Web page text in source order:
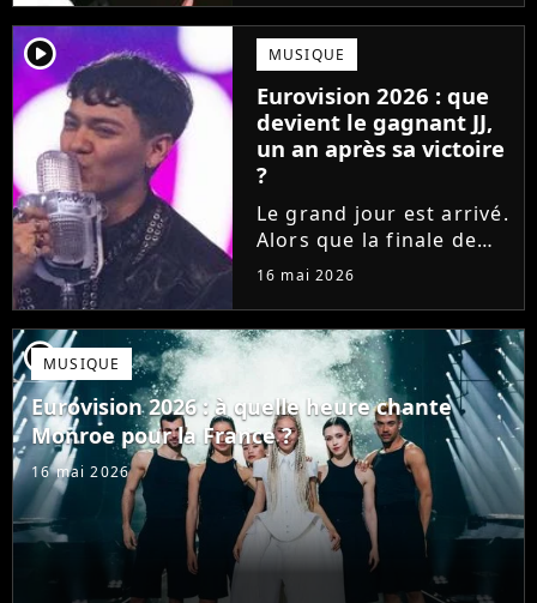
finale du concours vont
s'affronter pour gagner
le coeur du jury et du
public. Qui...
player2 MUSIQUE
Eurovision 2026 : que
devient le gagnant JJ,
un an après sa victoire
?
Le grand jour est arrivé.
Alors que la finale de
l'Eurovision 2026 a lieu
demandent ce qu'est
devenu le chanteur JJ
qui avait gagné l'an
dernier avec sa
chanson...
16 mai 2026
player2MUSIQUE
Eurovision 2026 : à quelle heure chante
Monroe pour la France ?
16 mai 2026